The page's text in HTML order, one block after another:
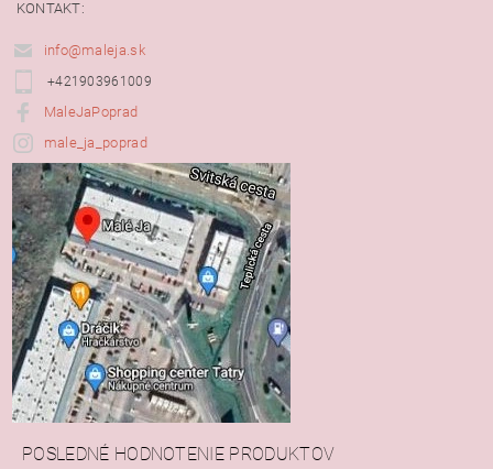
KONTAKT:
info@maleja.sk
+421903961009
MaleJaPoprad
male_ja_poprad
POSLEDNÉ HODNOTENIE PRODUKTOV